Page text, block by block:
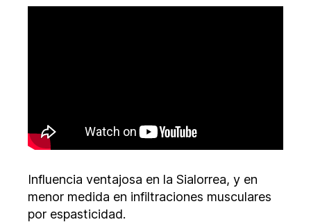
Influencia ventajosa en la Sialorrea, y en
menor medida en infiltraciones musculares
por espasticidad.